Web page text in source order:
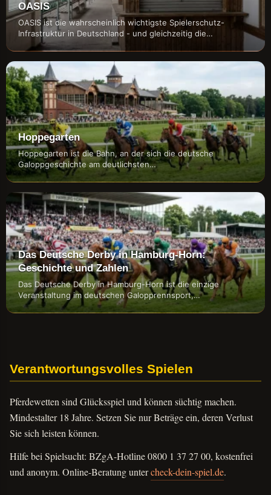
OASIS
OASIS ist die wahrscheinlich wichtigste Spielerschutz-
Infrastruktur in Deutschland - und gleichzeitig die…
Hoppegarten
Hoppegarten ist die Bahn, an der sich die deutsche
Galoppgeschichte am deutlichsten…
Das Deutsche Derby in Hamburg-Horn:
Geschichte und Zahlen
Das Deutsche Derby in Hamburg-Horn ist die einzige
Veranstaltung im deutschen Galopprennsport,…
Verantwortungsvolles Spielen
Pferdewetten sind Glücksspiel und können süchtig machen.
Mindestalter 18 Jahre. Setzen Sie nur Beträge ein, deren Verlust
Sie sich leisten können.
Hilfe bei Spielsucht: BZgA-Hotline 0800 1 37 27 00, kostenfrei
und anonym. Online-Beratung untercheck-dein-spiel.de.